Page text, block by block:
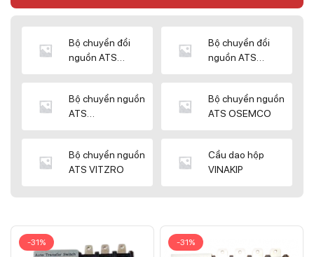
Bộ chuyển đổi
nguồn ATS
Bộ chuyển đổi
nguồn ATS
Bộ chuyển nguồn
ATS
Bộ chuyển nguồn
ATS OSEMCO
Bộ chuyển nguồn
ATS VITZRO
Cầu dao hộp
VINAKIP
-31% -31%